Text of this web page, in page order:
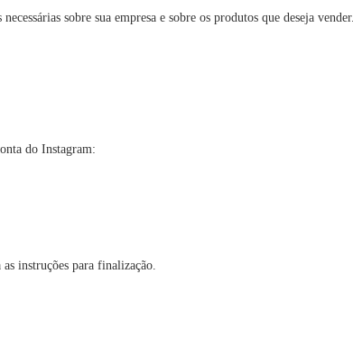
sobre sua empresa e sobre os produtos que deseja vender.
do Instagram:
instruções para finalização.